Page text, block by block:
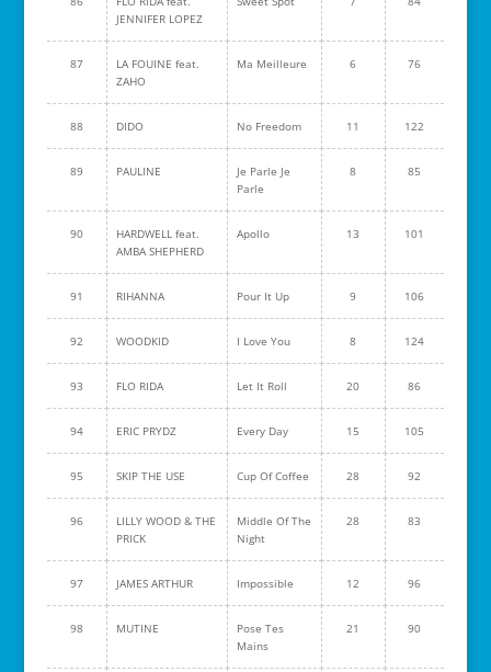
JENNIFER LOPEZ
87
LA FOUINE feat.
ZAHO
Ma Meilleure 6 76
88 DIDO No Freedom 11 122
89 PAULINE
Je Parle Je
Parle
8 85
90
HARDWELL feat.
AMBA SHEPHERD
Apollo 13 101
91 RIHANNA Pour It Up 9 106
92 WOODKID I Love You 8 124
93 FLO RIDA Let It Roll 20 86
94 ERIC PRYDZ Every Day 15 105
95 SKIP THE USE Cup Of Coffee 28 92
96
LILLY WOOD & THE
PRICK
Middle Of The
Night
28 83
97 JAMES ARTHUR Impossible 12 96
98 MUTINE
Pose Tes
Mains
21 90